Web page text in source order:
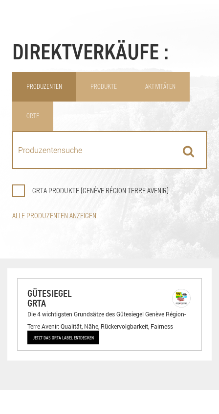
DIREKTVERKÄUFE :
PRODUZENTEN PRODUKTE AKTIVITÄTEN
ORTE
GRTA PRODUKTE (GENÈVE RÉGION TERRE AVENIR)
ALLE PRODUZENTEN ANZEIGEN
GÜTESIEGEL
GRTA
Die 4 wichtigsten Grundsätze des Gütesiegel Genève Région-
Terre Avenir: Qualität, Nähe, Rückervolgbarkeit, Fairness
JETZT DAS GRTA LABEL ENTDECKEN